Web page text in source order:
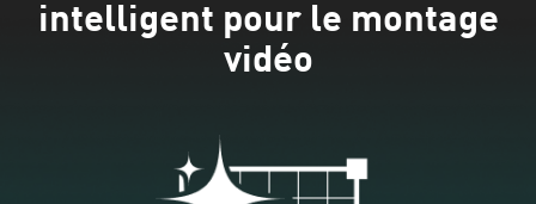
intelligent pour le montage
vidéo